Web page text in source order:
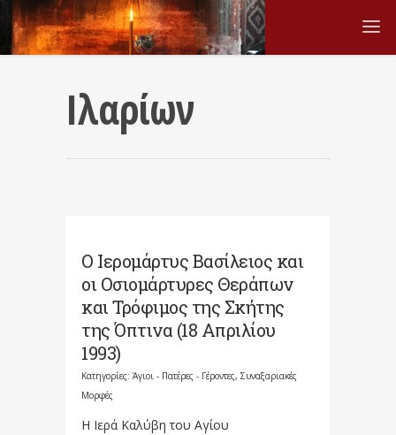
Ιλαρίων
Ο Ιερομάρτυς Βασίλειος και
οι Οσιομάρτυρες Θεράπων
και Τρόφιμος της Σκήτης
της Όπτινα (18 Απριλίου
1993)
Κατηγορίες: Άγιοι - Πατέρες - Γέροντες, Συναξαριακές
Μορφές
Η Ιερά Καλύβη του Αγίου